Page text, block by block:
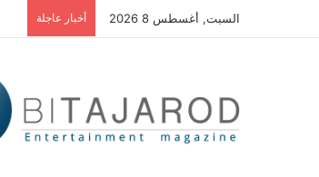
السبت, أغسطس 8 2026 أخبار عاجلة